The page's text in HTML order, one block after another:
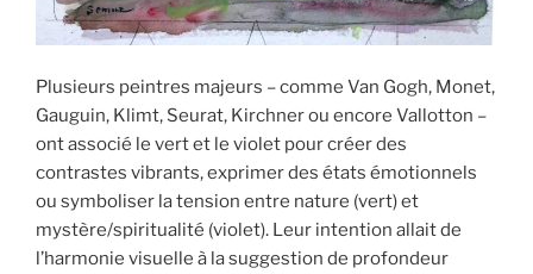
Plusieurs peintres majeurs – comme Van Gogh, Monet,
Gauguin, Klimt, Seurat, Kirchner ou encore Vallotton –
ont associé le vert et le violet pour créer des
contrastes vibrants, exprimer des états émotionnels
ou symboliser la tension entre nature (vert) et
mystère/spiritualité (violet). Leur intention allait de
l’harmonie visuelle à la suggestion de profondeur